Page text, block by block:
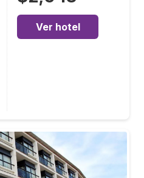
Ver hotel